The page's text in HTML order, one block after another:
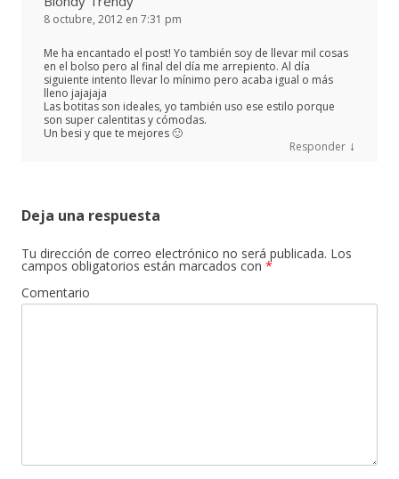
8 octubre, 2012 en 7:31 pm
Me ha encantado el post! Yo también soy de llevar mil cosas
en el bolso pero al final del día me arrepiento. Al día
siguiente intento llevar lo mínimo pero acaba igual o más
lleno jajajaja
Las botitas son ideales, yo también uso ese estilo porque
son super calentitas y cómodas.
Un besi y que te mejores 🙂
Responder ↓
Deja una respuesta
Tu dirección de correo electrónico no será publicada. Los
campos obligatorios están marcados con *
Comentario